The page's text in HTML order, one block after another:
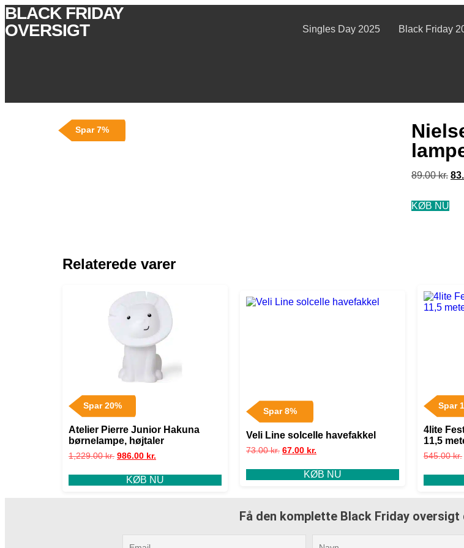
BLACK FRIDAY
OVERSIGT
Singles Day 2025 Black Friday
Spar 7%
89.00kr.
KØB NU
Relaterede varer
Spar 20%
Atelier Pierre Junior Hakuna
børnelampe, højtaler
1,229.00kr. 986.00 kr.
KØB NU
Spar 8%
Veli Line solcelle havefakkel
73.00kr. 67.00 kr.
KØB NU
Spar
4lite
11,5
545.00kr.
Få den komplette Black Friday